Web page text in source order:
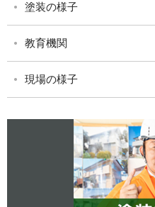
塗装の様子
教育機関
現場の様子